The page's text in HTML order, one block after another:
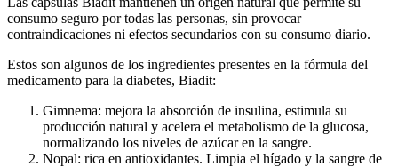
consumo seguro por todas las personas, sin provocar
contraindicaciones ni efectos secundarios con su consumo diario.
Estos son algunos de los ingredientes presentes en la fórmula del
medicamento para la diabetes, Biadit:
Gimnema: mejora la absorción de insulina, estimula su
producción natural y acelera el metabolismo de la glucosa,
normalizando los niveles de azúcar en la sangre.
Nopal: rica en antioxidantes. Limpia el hígado y la sangre de